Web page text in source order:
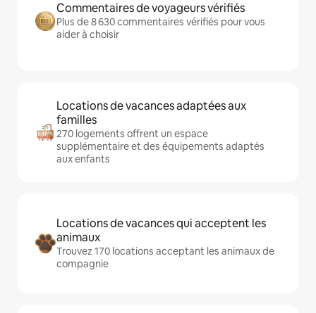
Commentaires de voyageurs vérifiés
Plus de 8 630 commentaires vérifiés pour vous
aider à choisir
Locations de vacances adaptées aux
familles
270 logements offrent un espace
supplémentaire et des équipements adaptés
aux enfants
Locations de vacances qui acceptent les
animaux
Trouvez 170 locations acceptant les animaux de
compagnie